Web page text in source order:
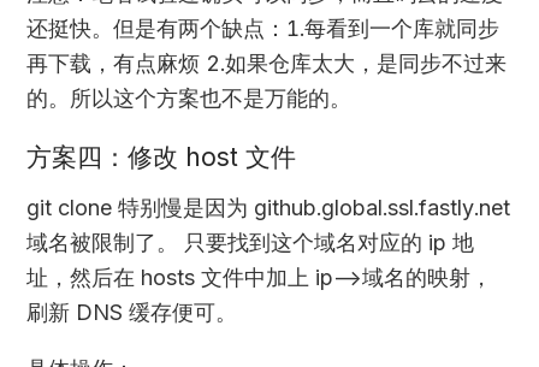
还挺快。但是有两个缺点：1.每看到一个库就同步
再下载，有点麻烦 2.如果仓库太大，是同步不过来
的。所以这个方案也不是万能的。
方案四：修改 host 文件
git clone 特别慢是因为 github.global.ssl.fastly.net
域名被限制了。 只要找到这个域名对应的 ip 地
址，然后在 hosts 文件中加上 ip–>域名的映射，
刷新 DNS 缓存便可。